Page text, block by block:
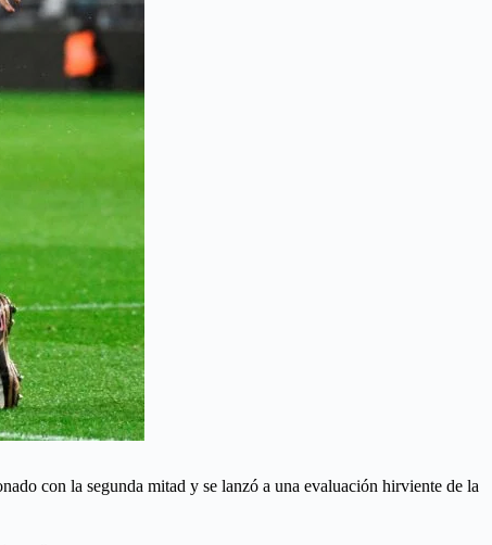
con la segunda mitad y se lanzó a una evaluación hirviente de la